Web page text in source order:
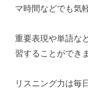
マ時間などでも気
重要表現や単語な
習することができ
リスニング力は毎